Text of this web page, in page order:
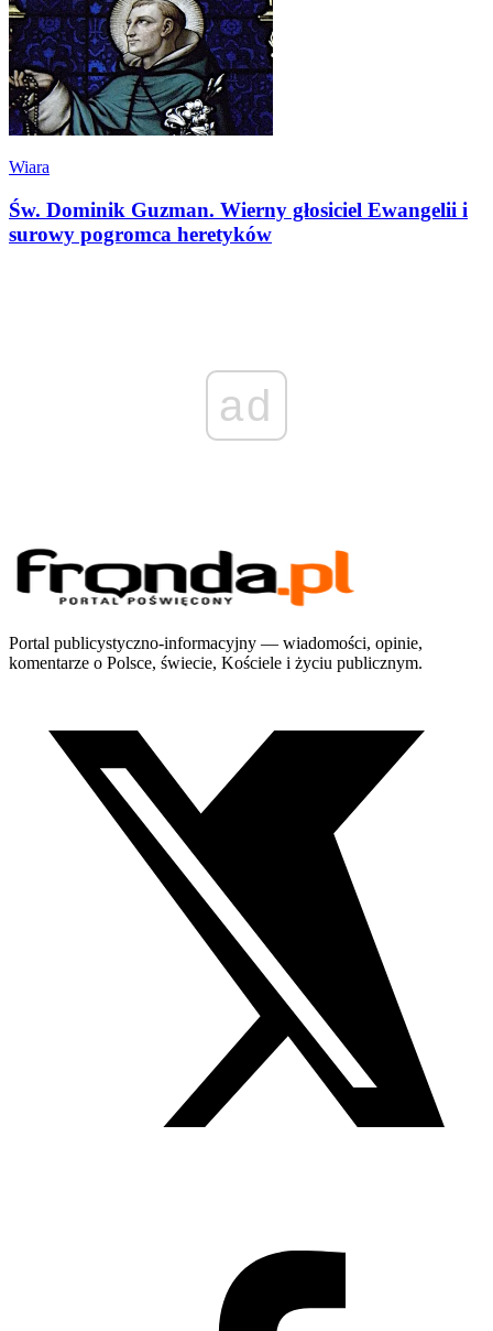
Wiara
Św. Dominik Guzman. Wierny głosiciel Ewangelii i
surowy pogromca heretyków
ad
Portal publicystyczno-informacyjny — wiadomości, opinie,
komentarze o Polsce, świecie, Kościele i życiu publicznym.